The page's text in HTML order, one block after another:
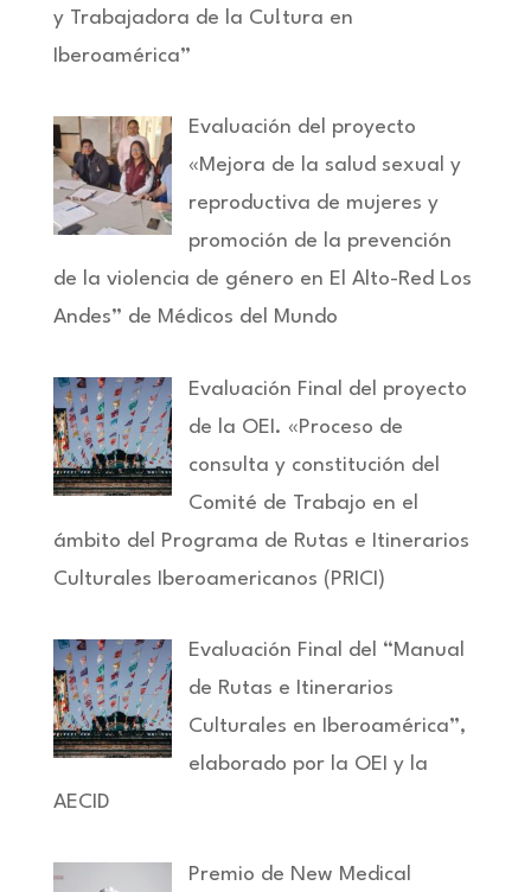
y Trabajadora de la Cu!tura en
Iberoamérica”
Evaluación del proyecto
«Mejora de la salud sexual y
reproductiva de mujeres y
promoción de la prevención
de la violencia de género en El Alto-Red Los
Andes” de Médicos del Mundo
Evaluación Final del proyecto
de la OEI. «Proceso de
consulta y constitución del
Comité de Trabajo en el
ámbito del Programa de Rutas e Itinerarios
Culturales Iberoamericanos (PRICI)
Evaluación Final del “Manual
de Rutas e Itinerarios
Culturales en Iberoamérica”,
elaborado por la OEI y la
AECID
Premio de New Medical